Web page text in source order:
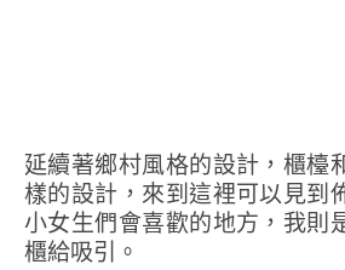
延續著鄉村風格的設計，櫃檯
樣的設計，來到這裡可以見到
小女生們會喜歡的地方，我則
櫃給吸引。